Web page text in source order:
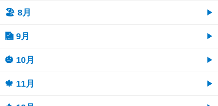
🏖 8月
🎑 9月
🎃 10月
🍁 11月